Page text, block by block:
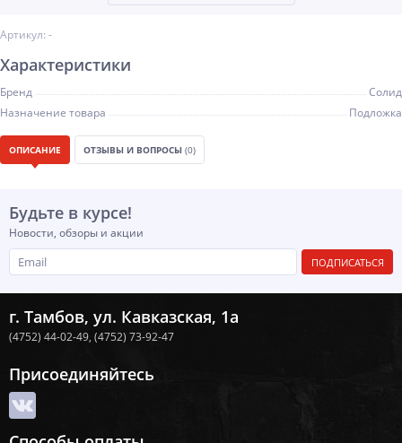
Артикул: -
Характеристики
Бренд
Солид
Назначение товара
Подложка
ОПИСАНИЕ ОТЗЫВЫ И ВОПРОСЫ (0)
Будьте в курсе!
Новости, обзоры и акции
ПОДПИСАТЬСЯ
г. Тамбов, ул. Кавказская, 1а
(4752) 44-02-49, (4752) 73-92-47
Присоединяйтесь